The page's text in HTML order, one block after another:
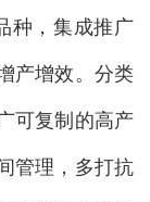
种，集成推广
产增效。分类
可复制的高产
管理，多打抗